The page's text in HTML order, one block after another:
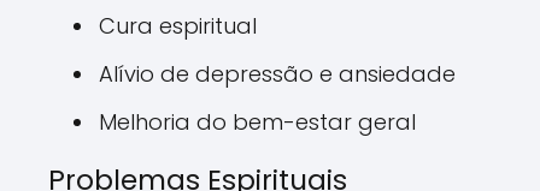
Cura espiritual
Alívio de depressão e ansiedade
Melhoria do bem-estar geral
Problemas Espirituais